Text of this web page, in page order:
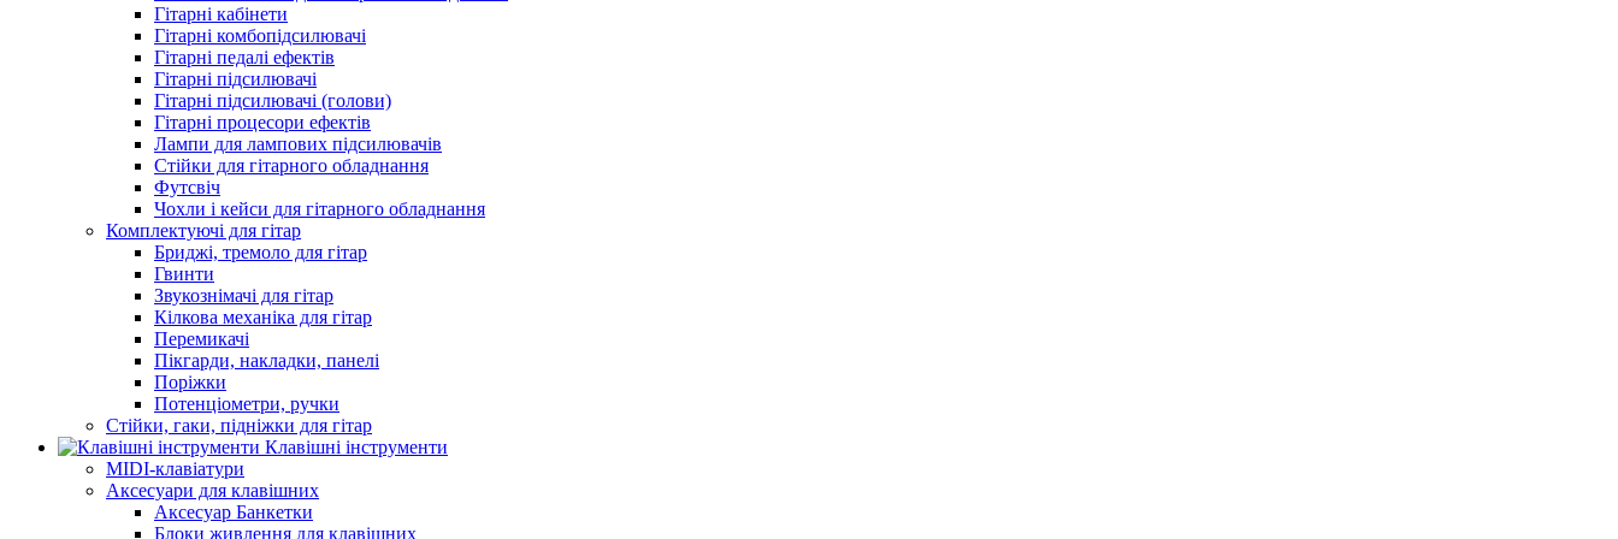
Гітарні кабінети
Гітарні комбопідсилювачі
Гітарні педалі ефектів
Гітарні підсилювачі
Гітарні підсилювачі (голови)
Гітарні процесори ефектів
Лампи для лампових підсилювачів
Стійки для гітарного обладнання
Футсвіч
Чохли і кейси для гітарного обладнання
Комплектуючі для гітар
Бриджі, тремоло для гітар
Гвинти
Звукознімачі для гітар
Кілкова механіка для гітар
Перемикачі
Пікгарди, накладки, панелі
Поріжки
Потенціометри, ручки
Стійки, гаки, підніжки для гітар
Клавішні інструменти
MIDI-клавіатури
Аксесуари для клавішних
Аксесуар Банкетки
Блоки живлення для клавішних